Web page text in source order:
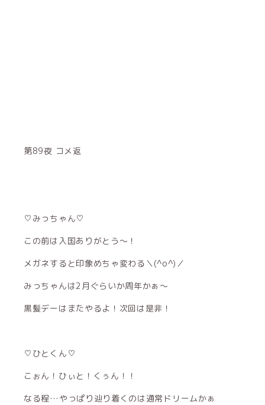
第89夜 コメ返
♡みっちゃん♡
この前は入国ありがとう〜！
メガネすると印象めちゃ変わる＼(^o^)／
みっちゃんは2月ぐらいか周年かぁ〜
黒髪デーはまたやるよ！次回は是非！
♡ひとくん♡
こぉん！ひぃと！くぅん！！
なる程…やっぱり辿り着くのは通常ドリームかぁ